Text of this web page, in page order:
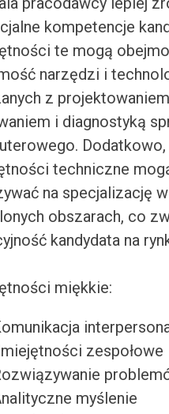
kompetencje
te mogą
narzędzi i
z
i diagnostyką
Dodatkowo,
techniczne
na specjalizację w
obszarach, co
kandydata na
miękkie:
zespołowe
myślenie